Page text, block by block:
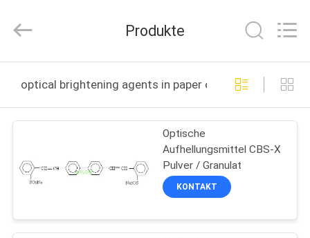
HAUSE
VIDEOS
ÜBER
COMPANY
LIMITED.
Reserved.
Produkte
optical brightening agents in paper online manufacture
Optische
Aufhellungsmittel CBS-X
Pulver / Granulat
KONTAKT